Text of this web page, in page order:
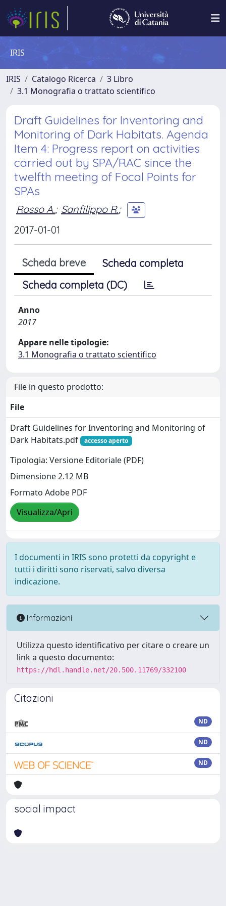
IRIS
IRIS Catalogo Ricerca
3 Libro
3.1 Monografia o trattato scientifico
Draft Guidelines for Inventoring and
Monitoring of Dark Habitats. Agenda
Item 4: Progress report on activities
carried out by SPA/RAC since the
twelfth meeting of Focal Points for
SPAs
Rosso A.; Sanfilippo R.;
2017-01-01
Scheda breve
Scheda completa
Scheda completa (DC)
Anno
2017
Appare nelle tipologie:
3.1 Monografia o trattato scientifico
File in questo prodotto:
File
Draft Guidelines for Inventoring and Monitoring of
Dark Habitats.pdf
accesso aperto
Tipologia: Versione Editoriale (PDF)
Dimensione 2.12 MB
Formato Adobe PDF
Visualizza/Apri
I documenti in IRIS sono protetti da copyright e
tutti i diritti sono riservati, salvo diversa
indicazione.
Informazioni
Utilizza questo identificativo per citare o creare un
link a questo documento:
https://hdl.handle.net/20.500.11769/332100
Citazioni
ND
ND
ND
social impact